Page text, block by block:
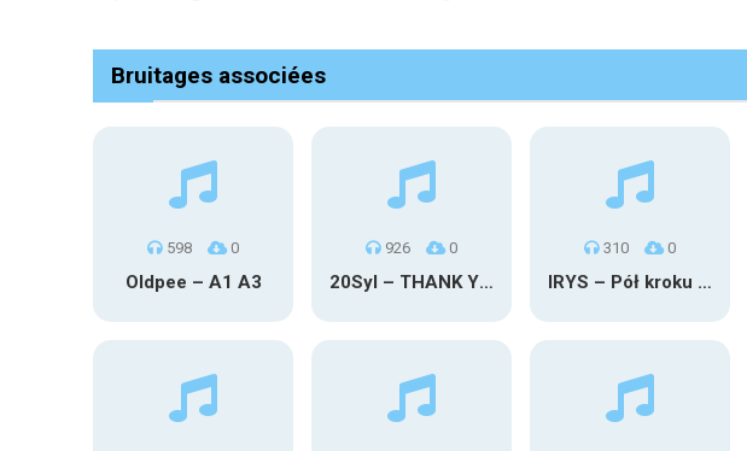
Bruitages associées
598 0
Oldpee – A1 A3
926 0
20Syl – THANK YOU
310 0
IRYS – Pół kroku stąd